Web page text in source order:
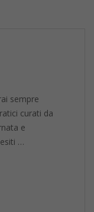
sempre
curati da
e
…